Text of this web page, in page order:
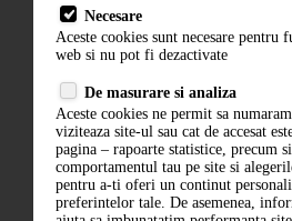
Termeni si
Politica de
ANPC
Necesare
Aceste cookies sunt necesare pentru
web si nu pot fi dezactivate
De masurare si analiza
Aceste cookies ne permit sa
viziteaza site-ul sau cat de accesat
pagina – rapoarte statistice, precum
comportamentul tau pe site si
pentru a-ti oferi un continut
preferintelor tale. De asemenea,